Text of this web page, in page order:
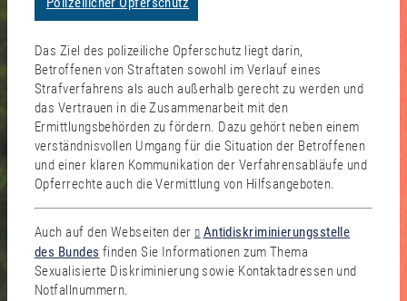
Das Ziel des polizeiliche Opferschutz liegt darin,
Betroffenen von Straftaten sowohl im Verlauf eines
Strafverfahrens als auch außerhalb gerecht zu werden und
das Vertrauen in die Zusammenarbeit mit den
Ermittlungsbehörden zu fördern. Dazu gehört neben einem
verständnisvollen Umgang für die Situation der Betroffenen
und einer klaren Kommunikation der Verfahrensabläufe und
Opferrechte auch die Vermittlung von Hilfsangeboten.
Auch auf den Webseiten der
Antidiskriminierungsstelle
des Bundes finden Sie Informationen zum Thema
Sexualisierte Diskriminierung sowie Kontaktadressen und
Notfallnummern.